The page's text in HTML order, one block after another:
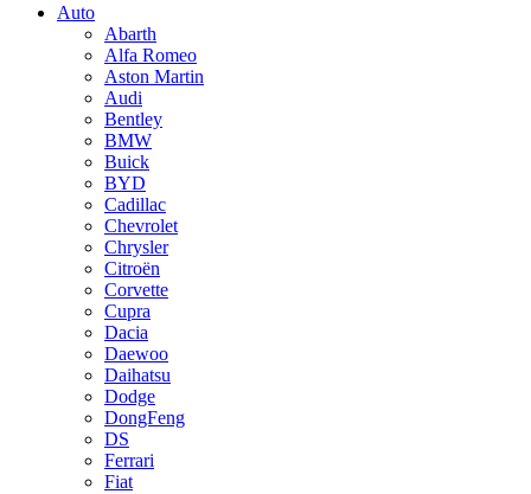
Auto
Abarth
Alfa Romeo
Aston Martin
Audi
Bentley
BMW
Buick
BYD
Cadillac
Chevrolet
Chrysler
Citroën
Corvette
Cupra
Dacia
Daewoo
Daihatsu
Dodge
DongFeng
DS
Ferrari
Fiat